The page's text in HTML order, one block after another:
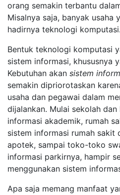
orang semakin terbantu
Misalnya saja, banyak usaha
hadirnya teknologi komputasi.
Bentuk teknologi komputasi
sistem informasi, khususnya
Kebutuhan akan sistem
semakin dipriorotaskan
usaha dan pegawai dalam
dijalankan. Mulai sekolah
informasi akademik, rumah
sistem informasi rumah sakit
apotek, sampai toko-toko
informasi parkirnya, hampir
menggunakan sistem
Apa saja memang manfaat